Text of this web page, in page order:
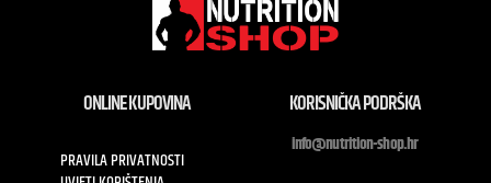
ONLINE KUPOVINA
PRAVILA PRIVATNOSTI
KORISNIČKA PODRŠKA
info@nutrition-shop.hr